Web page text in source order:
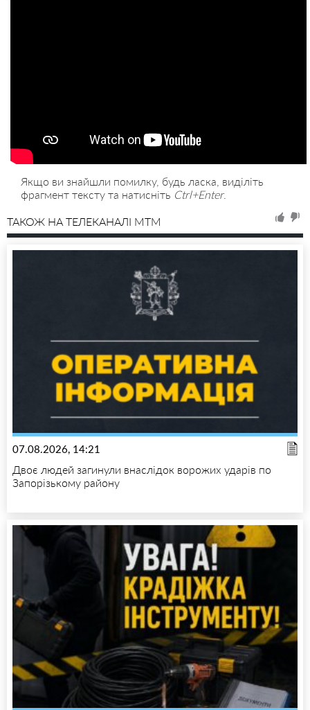
Якщо ви знайшли помилку, будь ласка, виділіть
фрагмент тексту та натисніть Ctrl+Enter.
ТАКОЖ НА ТЕЛЕКАНАЛІ MTM
07.08.2026, 14:21
Двоє людей загинули внаслідок ворожих ударів по
Запорізькому району